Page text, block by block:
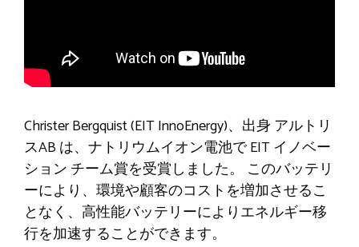
Christer Bergquist (EIT InnoEnergy)、出身 アルトリ
スAB は、ナトリウムイオン電池で EIT イノベー
ション チーム賞を受賞しました。 このバッテリ
ーにより、環境や顧客のコストを増加させるこ
となく、高性能バッテリーによりエネルギー移
行を加速することができます。